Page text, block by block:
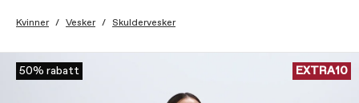
Kvinner Vesker Skuldervesker
50% rabatt EXTRA10